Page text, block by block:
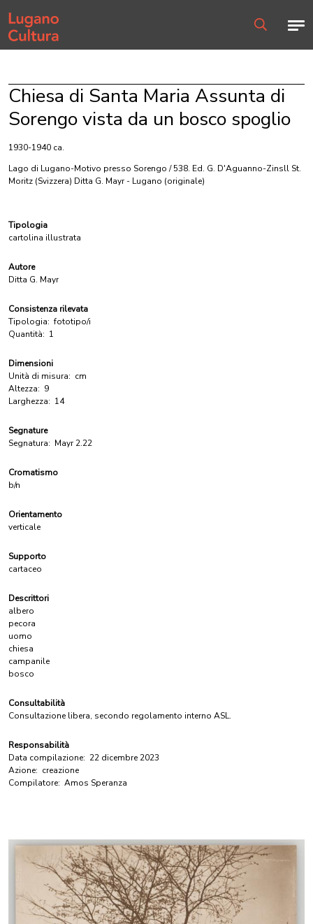
Home page
Chiesa di Santa Maria Assunta di
Sorengo vista da un bosco spoglio
1930-1940 ca.
Lago di Lugano-Motivo presso Sorengo / 538. Ed. G. D'Aguanno-Zinsll St.
Moritz (Svizzera) Ditta G. Mayr - Lugano (originale)
Tipologia
cartolina illustrata
Autore
Ditta G. Mayr
Consistenza rilevata
Tipologia: fototipo/i
Quantità: 1
Dimensioni
Unità di misura: cm
Altezza: 9
Larghezza: 14
Segnature
Segnatura: Mayr 2.22
Cromatismo
b/n
Orientamento
verticale
Supporto
cartaceo
Descrittori
albero
pecora
uomo
chiesa
campanile
bosco
Consultabilità
Consultazione libera, secondo regolamento interno ASL.
Responsabilità
Data compilazione: 22 dicembre 2023
Azione: creazione
Compilatore: Amos Speranza